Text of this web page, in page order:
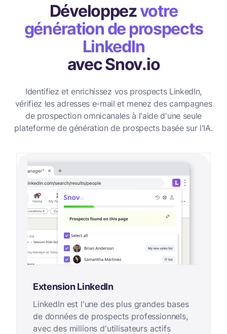
Développezvotre
génération de prospects
LinkedIn
avec Snov.io
Identifiez et enrichissez vos prospects LinkedIn,
vérifiez les adresses e-mail et menez des campagnes
de prospection omnicanales à l'aide d'une seule
plateforme de génération de prospects basée sur l'IA.
Extension LinkedIn
LinkedIn est l'une des plus grandes bases
de données de prospects professionnels,
avec des millions d'utilisateurs actifs